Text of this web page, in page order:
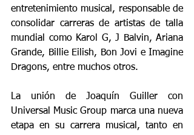
entretenimiento musical, responsable de
consolidar carreras de artistas de talla
mundial como Karol G, J Balvin, Ariana
Grande, Billie Eilish, Bon Jovi e Imagine
Dragons, entre muchos otros.
La unión de Joaquín Guiller con
Universal Music Group marca una nueva
etapa en su carrera musical, tanto en